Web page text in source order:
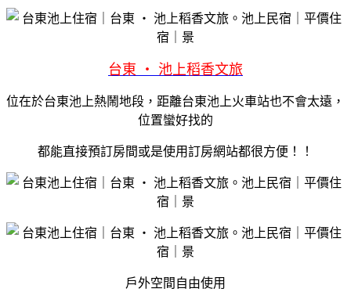
台東 ‧ 池上稻香文旅
位在於台東池上熱鬧地段，距離台東池上火車站也不會太遠，
位置蠻好找的
都能直接預訂房間或是使用訂房網站都很方便！！
戶外空間自由使用